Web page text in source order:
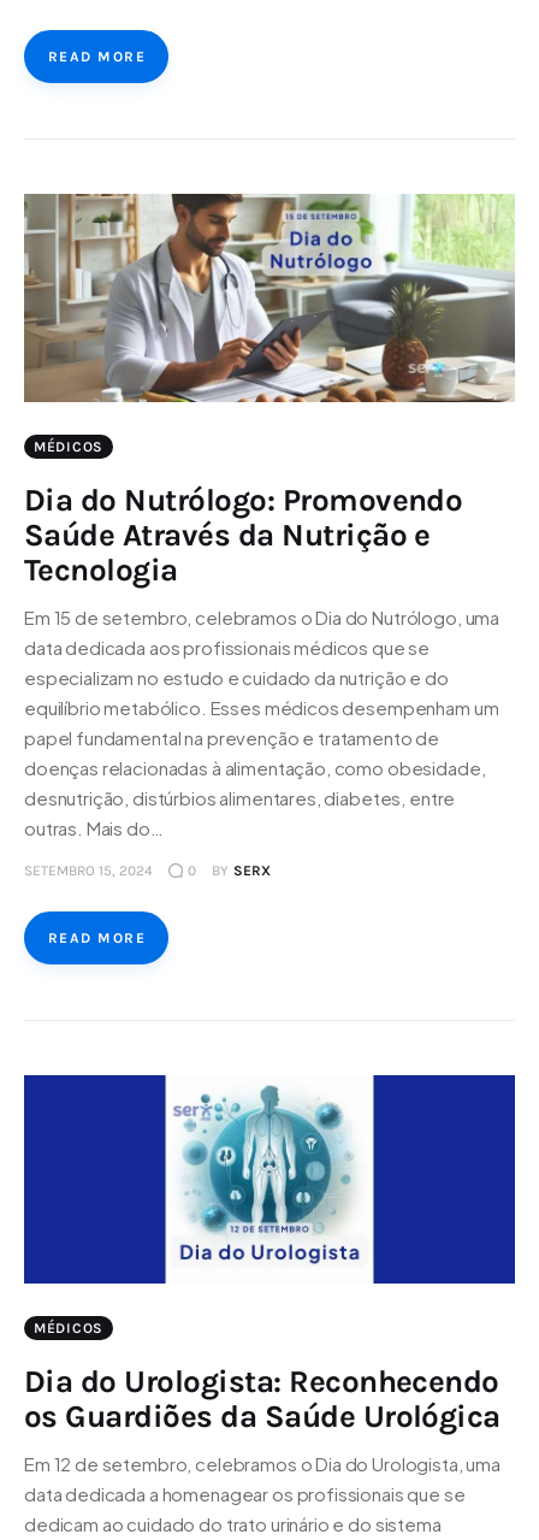
READ MORE
MÉDICOS
Dia do Nutrólogo: Promovendo
Saúde Através da Nutrição e
Tecnologia
Em 15 de setembro, celebramos o Dia do Nutrólogo, uma
data dedicada aos profissionais médicos que se
especializam no estudo e cuidado da nutrição e do
equilíbrio metabólico. Esses médicos desempenham um
papel fundamental na prevenção e tratamento de
doenças relacionadas à alimentação, como obesidade,
desnutrição, distúrbios alimentares, diabetes, entre
outras. Mais do…
SETEMBRO 15, 2024 0 BY SERX
READ MORE
MÉDICOS
Dia do Urologista: Reconhecendo
os Guardiões da Saúde Urológica
Em 12 de setembro, celebramos o Dia do Urologista, uma
data dedicada a homenagear os profissionais que se
dedicam ao cuidado do trato urinário e do sistema